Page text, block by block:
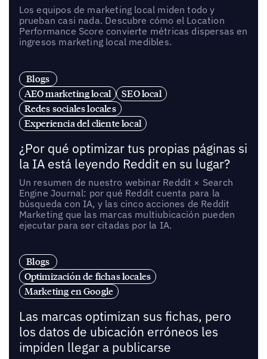
Los equipos de marketing local miden todo y
prueban casi nada. Descubre cómo el Location
Performance Score convierte métricas dispersas en
ingresos marketing local medibles.
Blogs
AEO marketing local
SEO local
Redes sociales locales
Experiencia del cliente local
¿Por qué optimizar tus propias páginas si
la IA está leyendo Reddit en su lugar?
Un resumen de nuestro webinar Reddit × Search
Engine Journal: por qué Reddit cuenta para la
búsqueda con IA, y las cinco acciones de Reddit
Marketing que las marcas multiubicación pueden
ejecutar para ser citadas por la IA.
Blogs
Optimización de fichas locales
Marketing en Google
Las marcas optimizan sus fichas, pero
los datos de ubicación erróneos les
impiden llegar a publicarse